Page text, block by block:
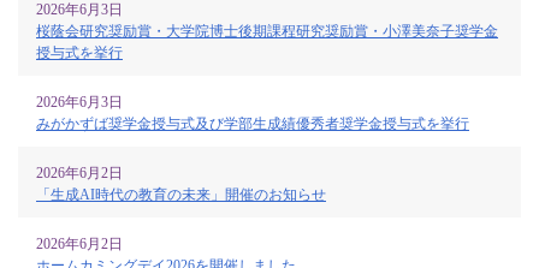
2026年6月3日
桜蔭会研究奨励賞・大学院博士後期課程研究奨励賞・小澤美奈子奨学金
授与式を挙行
2026年6月3日
みがかずば奨学金授与式及び学部生成績優秀者奨学金授与式を挙行
2026年6月2日
「生成AI時代の教育の未来」開催のお知らせ
2026年6月2日